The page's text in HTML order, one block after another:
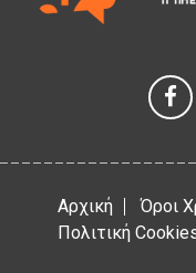
5 Αυγούστου 2026
5 Αυγούστου 2026
Αρχική Όροι
Πολιτική